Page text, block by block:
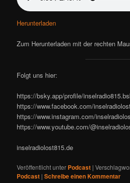
Herunterladen
Zum Herunterladen mit der rechten
Folgt uns hier:
https://bsky.app/profile/
https://www.facebook.com/
https://www.instagram.com/
https://www.youtube.com/
inselradiolost815.de
Veröffentlicht unter Podcast |
Podcast |Schreibe einen Kommentar